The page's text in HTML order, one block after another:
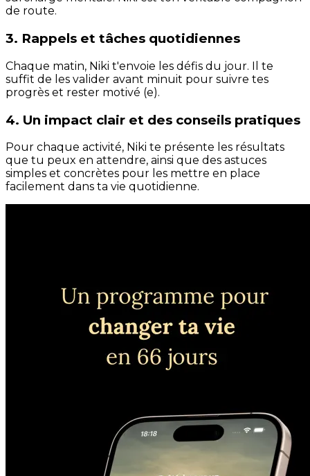
de route.
3. Rappels et tâches quotidiennes
Chaque matin, Niki t'envoie les défis du jour. Il te
suffit de les valider avant minuit pour suivre tes
progrès et rester motivé (e).
4. Un impact clair et des conseils pratiques
Pour chaque activité, Niki te présente les résultats
que tu peux en attendre, ainsi que des astuces
simples et concrètes pour les mettre en place
facilement dans ta vie quotidienne.